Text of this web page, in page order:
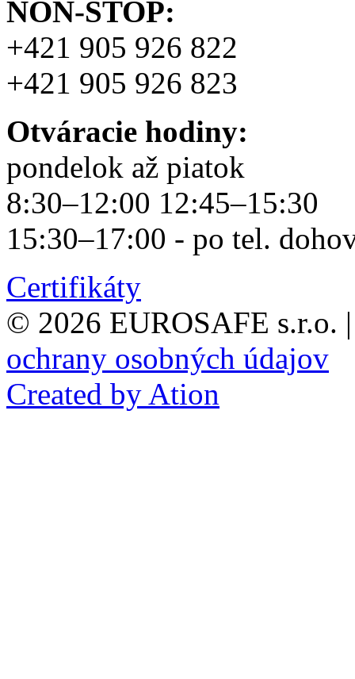
NON-STOP:
+421 905 926 822
+421 905 926 823
Otváracie hodiny:
pondelok až piatok
8:30–12:00 12:45–15:30
15:30–17:00 - po tel.
Certifikáty
© 2026 EUROSAFE s.r.o. |
ochrany osobných údajov
Created by Ation